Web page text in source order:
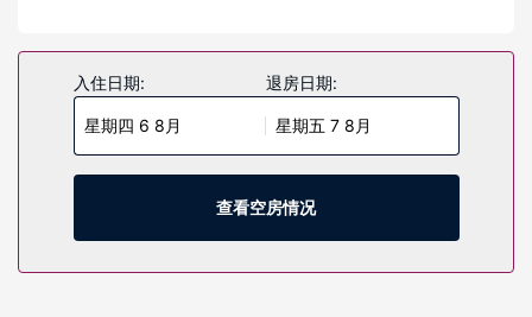
到家的舒适。提供免费有线网络，方便您与朋友保持联系；卫
星频道可满足您的娱乐需求。配备独立的浴缸和淋浴的私人浴
室提供名牌洗护用品和吹风机。便利设施包括电话，以及保险
箱和书桌。
到全方位服务的 SPA 放松一下；在这里，您可以享受身体护理
游乐厅/游戏室和公共区电视。
入住日期:
星期四 6 8月
退房日期:
星期五 7 8月
查看空房情况